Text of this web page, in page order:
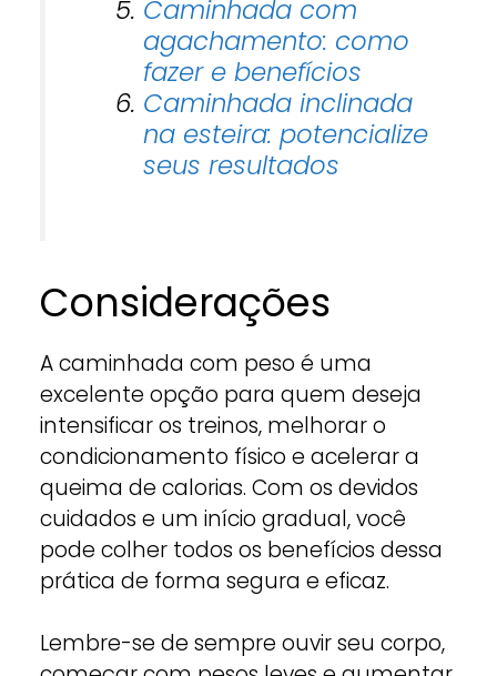
Caminhada com
agachamento: como
fazer e benefícios
Caminhada inclinada
na esteira: potencialize
seus resultados
Considerações
A caminhada com peso é uma
excelente opção para quem deseja
intensificar os treinos, melhorar o
condicionamento físico e acelerar a
queima de calorias. Com os devidos
cuidados e um início gradual, você
pode colher todos os benefícios dessa
prática de forma segura e eficaz.
Lembre-se de sempre ouvir seu corpo,